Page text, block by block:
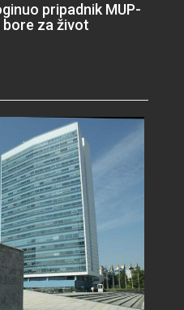
pripadnik MUP-
bore za život